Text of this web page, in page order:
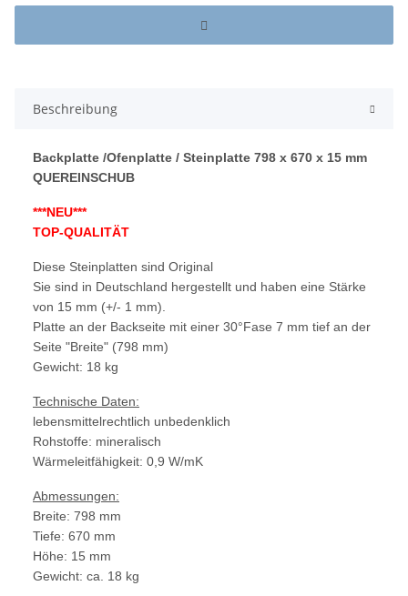
Beschreibung
Backplatte /Ofenplatte / Steinplatte 798 x 670 x 15 mm
QUEREINSCHUB
***NEU***
TOP-QUALITÄT
Diese Steinplatten sind Original
Sie sind in Deutschland hergestellt und haben eine Stärke
von 15 mm (+/- 1 mm).
Platte an der Backseite mit einer 30°Fase 7 mm tief an der
Seite "Breite" (798 mm)
Gewicht: 18 kg
Technische Daten:
lebensmittelrechtlich unbedenklich
Rohstoffe: mineralisch
Wärmeleitfähigkeit: 0,9 W/mK
Abmessungen:
Breite: 798 mm
Tiefe: 670 mm
Höhe: 15 mm
Gewicht: ca. 18 kg